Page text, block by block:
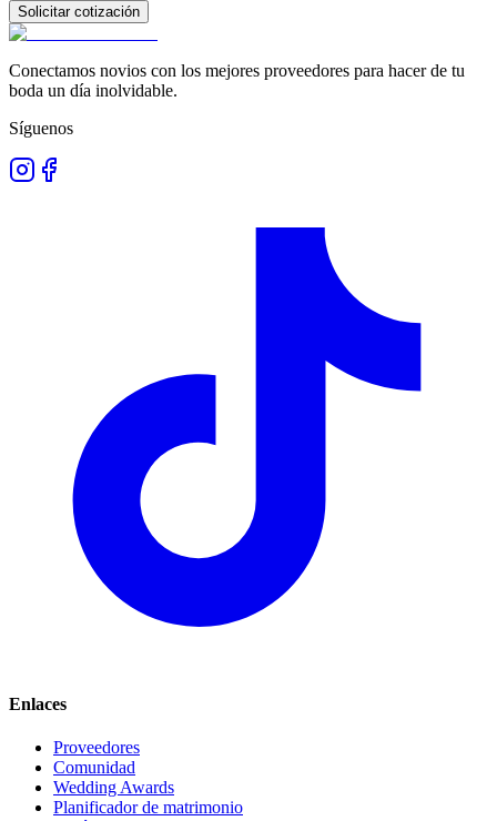
Solicitar cotización
Conectamos novios con los mejores proveedores para hacer de tu
boda un día inolvidable.
Síguenos
Enlaces
Proveedores
Comunidad
Wedding Awards
Planificador de matrimonio